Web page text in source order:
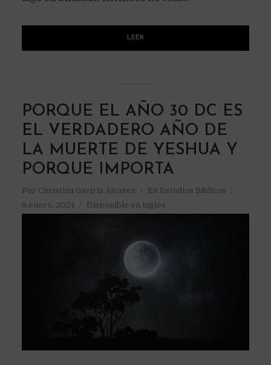
LEER
PORQUE EL AÑO 30 DC ES
EL VERDADERO AÑO DE
LA MUERTE DE YESHUA Y
PORQUE IMPORTA
Por Christian Gaviria Alvarez En Estudios Bíblicos
9 enero, 2024
Disponible en inglés